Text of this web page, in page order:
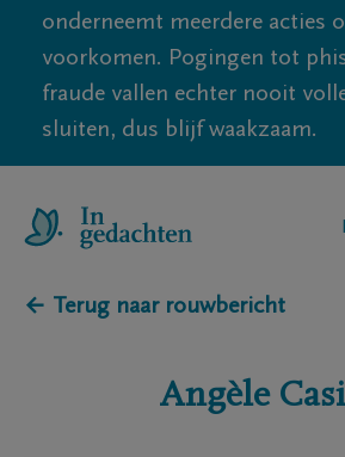
onderneemt meerdere acties
voorkomen. Pogingen tot
fraude vallen echter nooit
sluiten, dus blijf waakzaam.
← Terug naar rouwbericht
Angèle